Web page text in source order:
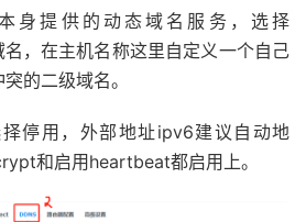
身提供的动态域名服务，选择
，在主机名称这里自定义一个自己
的二级域名。
停用，外部地址ipv6建议自动地
和启用heartbeat都启用上。